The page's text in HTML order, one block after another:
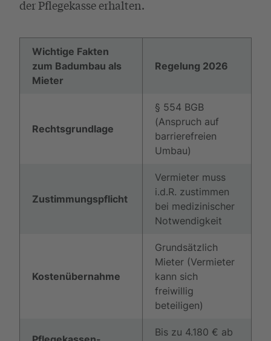
der Pflegekasse erhalten.
Wichtige Fakten
zum Badumbau als
Mieter
Regelung 2026
Rechtsgrundlage
§ 554 BGB
(Anspruch auf
barrierefreien
Umbau)
Zustimmungspflicht
Vermieter muss
i.d.R. zustimmen
bei medizinischer
Notwendigkeit
Kostenübernahme
Grundsätzlich
Mieter (Vermieter
kann sich
freiwillig
beteiligen)
Bis zu 4.180 € ab